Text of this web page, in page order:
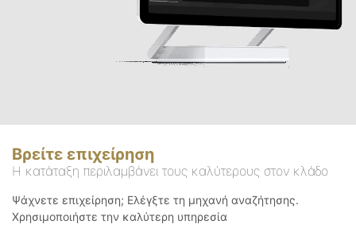
Βρείτε επιχείρηση
Η κατάταξη περιλαμβάνει τους καλύτερους στον κλάδο
Ψάχνετε επιχείρηση; Ελέγξτε τη μηχανή αναζήτησης.
Χρησιμοποιήστε την καλύτερη υπηρεσία